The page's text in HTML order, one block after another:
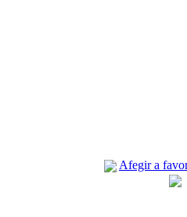
Afegir a